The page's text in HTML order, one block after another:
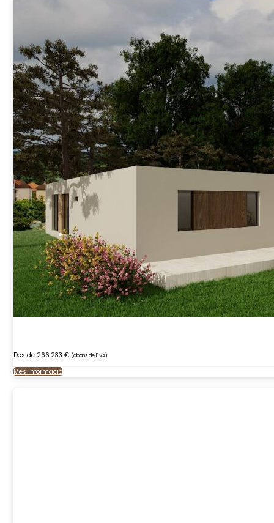
Des de 266.233 € (abans de l'IVA)
Més informació